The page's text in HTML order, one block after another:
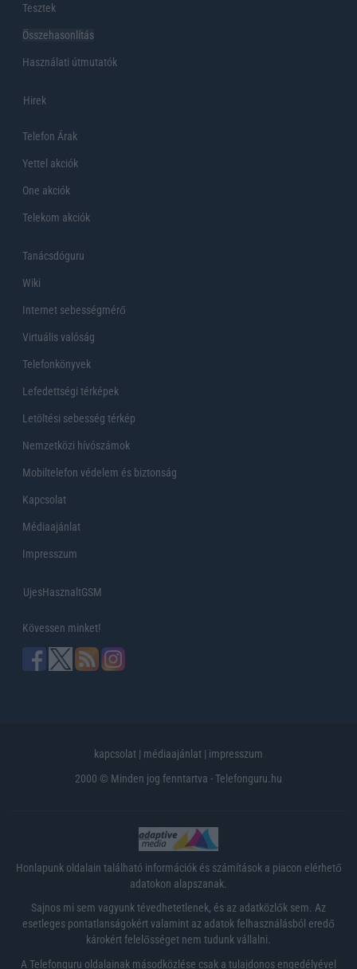
Tesztek
Összehasonlítás
Használati útmutatók
Hirek
Telefon Árak
Yettel akciók
One akciók
Telekom akciók
Tanácsdóguru
Wiki
Internet sebességmérő
Virtuális valóság
Telefonkönyvek
Lefedettségi térképek
Letöltési sebesség térkép
Nemzetközi hívószámok
Mobiltelefon védelem és biztonság
Kapcsolat
Médiaajánlat
Impresszum
UjesHasznaltGSM
Kövessen minket!
kapcsolat | médiaajánlat | impresszum
2000 © Minden jog fenntartva - Telefonguru.hu
Honlapunk oldalain található információk és számítások a piacon elérhető
adatokon alapszanak.
Sajnos mi sem vagyunk tévedhetetlenek, és az adatközlők sem. Az
esetleges pontatlanságokért valamint az adatok felhasználásból eredő
károkért felelősséget nem tudunk vállalni.
A Telefonguru oldalainak másodközlése csak a tulajdonos engedélyével